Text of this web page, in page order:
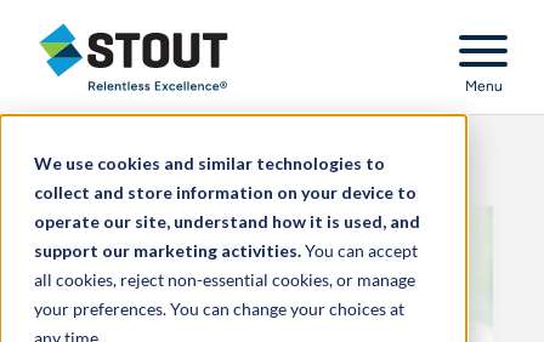
We use cookies and similar technologies to
collect and store information on your device to
operate our site, understand how it is used, and
support our marketing activities.You can accept
all cookies, reject non-essential cookies, or manage
your preferences. You can change your choices at
any time.
Stout Relentless Excellence
Menu